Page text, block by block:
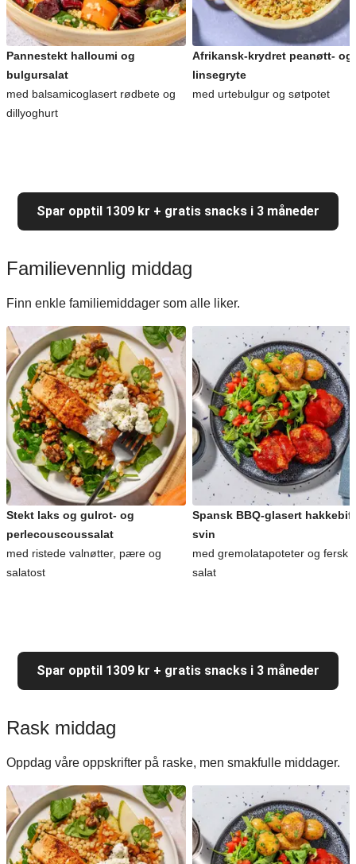
Pannestekt halloumi og
bulgursalat
med balsamicoglasert rødbete og
dillyoghurt
Afrikansk-krydret peanøtt- og
linsegryte
med urtebulgur og søtpotet
Spar opptil 1309 kr + gratis snacks i 3 måneder
Familievennlig middag
Finn enkle familiemiddager som alle liker.
Stekt laks og gulrot- og
perlecouscoussalat
med ristede valnøtter, pære og
salatost
Spansk BBQ-glasert
svin
med gremolatapoteter og fersk
salat
Spar opptil 1309 kr + gratis snacks i 3 måneder
Rask middag
Oppdag våre oppskrifter på raske, men smakfulle middager.